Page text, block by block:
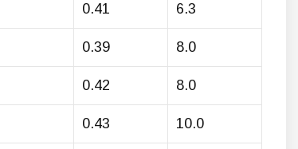
0.41 6.3
0.39 8.0
0.42 8.0
0.43 10.0